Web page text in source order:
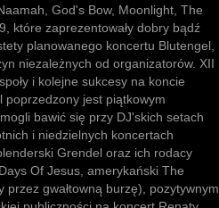
God's Bow, Moonlight, The
które zaprezentowały dobry bądź
planowanego koncertu Blutengel,
niezależnych od organizatorów. XII
i kolejne sukcesy na koncie
poprzedzony jest piątkowym
bawić się przy DJ'skich setach
i niedzielnych koncertach
Grendel oraz ich rodacy
Of Jesus, amerykański The
gwałtowną burzę), pozytywnym